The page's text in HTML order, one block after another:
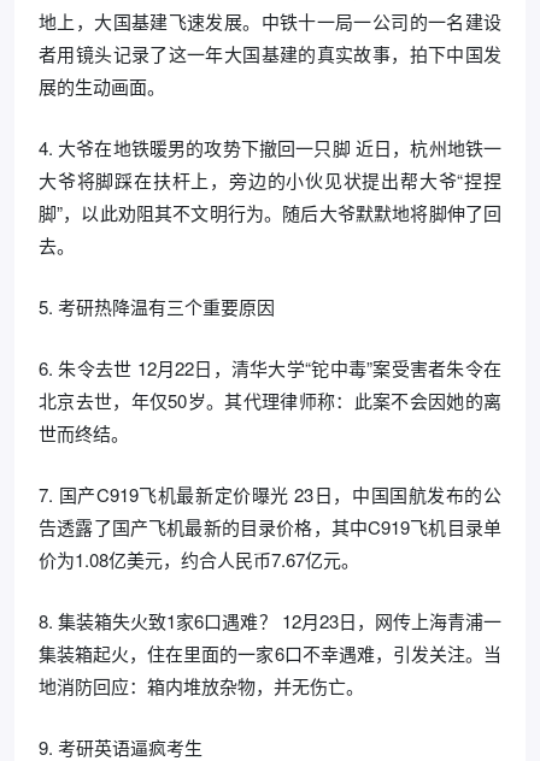
地上，大国基建飞速发展。中铁十一局一公司的一名建设
者用镜头记录了这一年大国基建的真实故事，拍下中国发
展的生动画面。
4. 大爷在地铁暖男的攻势下撤回一只脚 近日，杭州地铁一
大爷将脚踩在扶杆上，旁边的小伙见状提出帮大爷“捏捏
脚”，以此劝阻其不文明行为。随后大爷默默地将脚伸了回
去。
5. 考研热降温有三个重要原因
6. 朱令去世 12月22日，清华大学“铊中毒”案受害者朱令在
北京去世，年仅50岁。其代理律师称：此案不会因她的离
世而终结。
7. 国产C919飞机最新定价曝光 23日，中国国航发布的公
告透露了国产飞机最新的目录价格，其中C919飞机目录单
价为1.08亿美元，约合人民币7.67亿元。
8. 集装箱失火致1家6口遇难？ 12月23日，网传上海青浦一
集装箱起火，住在里面的一家6口不幸遇难，引发关注。当
地消防回应：箱内堆放杂物，并无伤亡。
9. 考研英语逼疯考生